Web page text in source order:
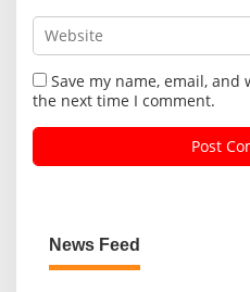
Save my name, email,
the next time I comment.
News Feed